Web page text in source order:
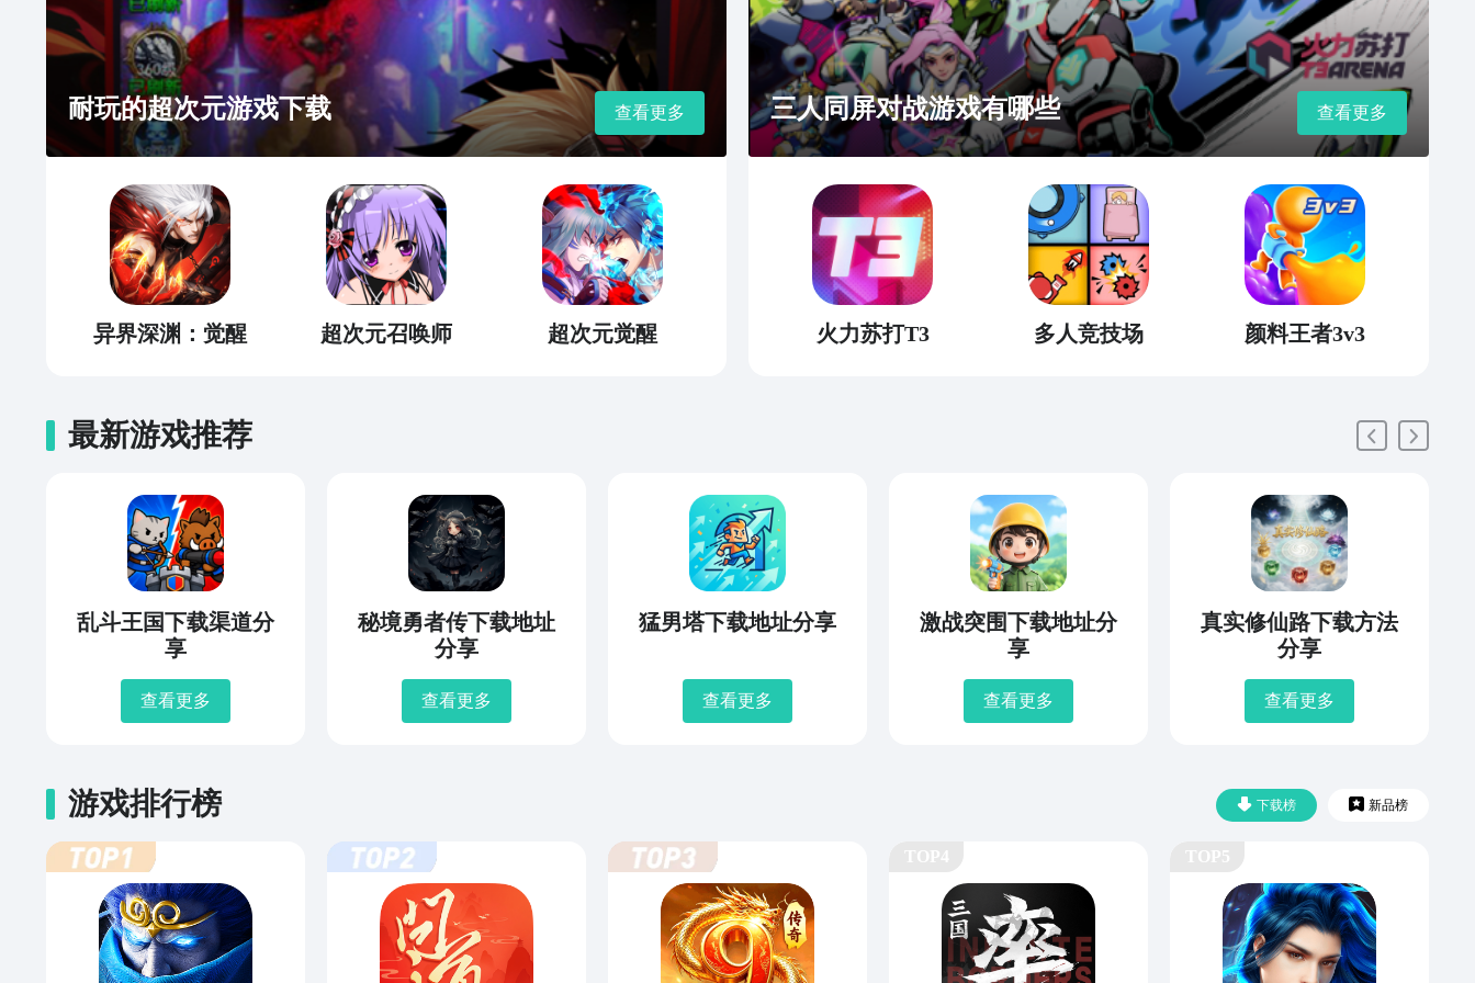
耐玩的超次元游戏下载 查看更多
异界深渊：觉醒 超次元召唤师 超次元觉醒
三人同屏对战游戏有哪些 查看更多
火力苏打T3 多人竞技场 颜料王者3v3
最新游戏推荐
乱斗王国下载渠道分
享
查看更多
秘境勇者传下载地址
分享
查看更多
猛男塔下载地址分享
查看更多
激战突围下载地址分
享
查看更多
真实修仙路下载方法
分享
查看更多
下载榜 新品榜
游戏排行榜